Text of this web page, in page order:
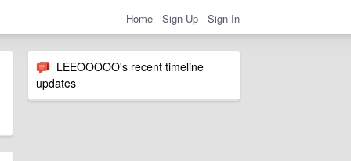
Home Sign Up Sign In
LEEOOOOO's recent timeline
updates